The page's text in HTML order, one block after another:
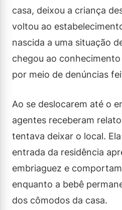
casa, deixou a criança
voltou ao
nascida a uma situação
chegou ao conhecimento
por meio de denúncias
Ao se deslocarem até o
agentes receberam
tentava deixar o local.
entrada da residência
embriaguez e
enquanto a bebê
dos cômodos da casa.